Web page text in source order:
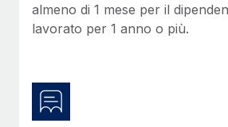
almeno di 1 mese per il
lavorato per 1 anno o più.